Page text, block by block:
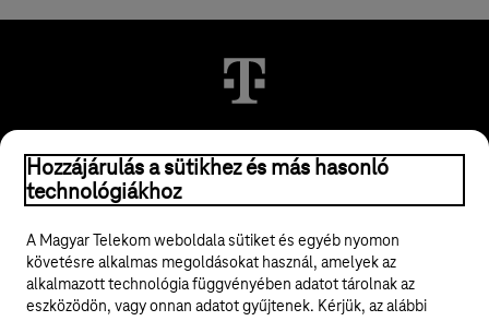
© 2026 Magyar Telekom Nyrt.
ÁSZF
Hozzájárulás a sütikhez és más hasonló
technológiákhoz
A Magyar Telekom weboldala sütiket és egyéb nyomon
követésre alkalmas megoldásokat használ, amelyek az
alkalmazott technológia függvényében adatot tárolnak az
eszközödön, vagy onnan adatot gyűjtenek. Kérjük, az alábbi